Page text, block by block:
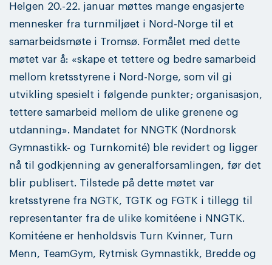
Helgen 20.-22. januar møttes mange engasjerte
mennesker fra turnmiljøet i Nord-Norge til et
samarbeidsmøte i Tromsø. Formålet med dette
møtet var å: «skape et tettere og bedre samarbeid
mellom kretsstyrene i Nord-Norge, som vil gi
utvikling spesielt i følgende punkter; organisasjon,
tettere samarbeid mellom de ulike grenene og
utdanning». Mandatet for NNGTK (Nordnorsk
Gymnastikk- og Turnkomité) ble revidert og ligger
nå til godkjenning av generalforsamlingen, før det
blir publisert. Tilstede på dette møtet var
kretsstyrene fra NGTK, TGTK og FGTK i tillegg til
representanter fra de ulike komitéene i NNGTK.
Komitéene er henholdsvis Turn Kvinner, Turn
Menn, TeamGym, Rytmisk Gymnastikk, Bredde og